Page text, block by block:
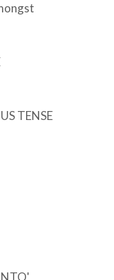
TENSE